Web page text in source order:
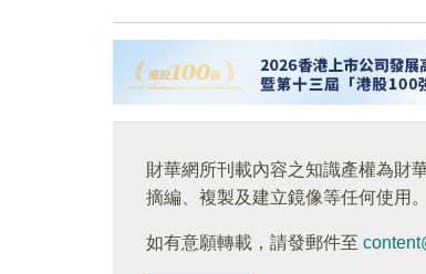
財華網所刊載內容之知識產權為財
摘編、複製及建立鏡像等任何使用。
如有意願轉載，請發郵件至